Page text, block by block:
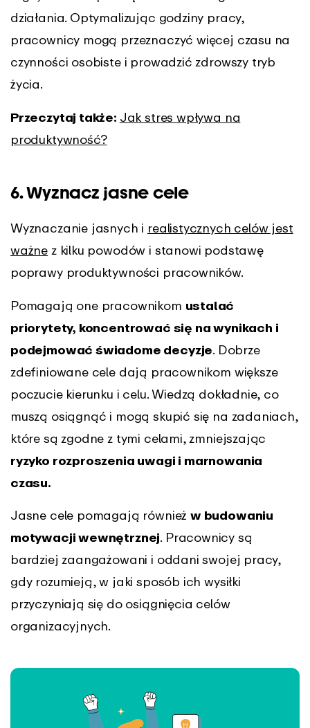
działania. Optymalizując godziny pracy,
pracownicy mogą przeznaczyć więcej czasu na
czynności osobiste i prowadzić zdrowszy tryb
życia.
Przeczytaj także: Jak stres wpływa na
produktywność?
6. Wyznacz jasne cele
Wyznaczanie jasnych i realistycznych celów jest
ważne z kilku powodów i stanowi podstawę
poprawy produktywności pracowników.
Pomagają one pracownikom ustalać
priorytety, koncentrować się na wynikach i
podejmować świadome decyzje. Dobrze
zdefiniowane cele dają pracownikom większe
poczucie kierunku i celu. Wiedzą dokładnie, co
muszą osiągnąć i mogą skupić się na zadaniach,
które są zgodne z tymi celami, zmniejszając
ryzyko rozproszenia uwagi i marnowania
czasu.
Jasne cele pomagają również w budowaniu
motywacji wewnętrznej. Pracownicy są
bardziej zaangażowani i oddani swojej pracy,
gdy rozumieją, w jaki sposób ich wysiłki
przyczyniają się do osiągnięcia celów
organizacyjnych.